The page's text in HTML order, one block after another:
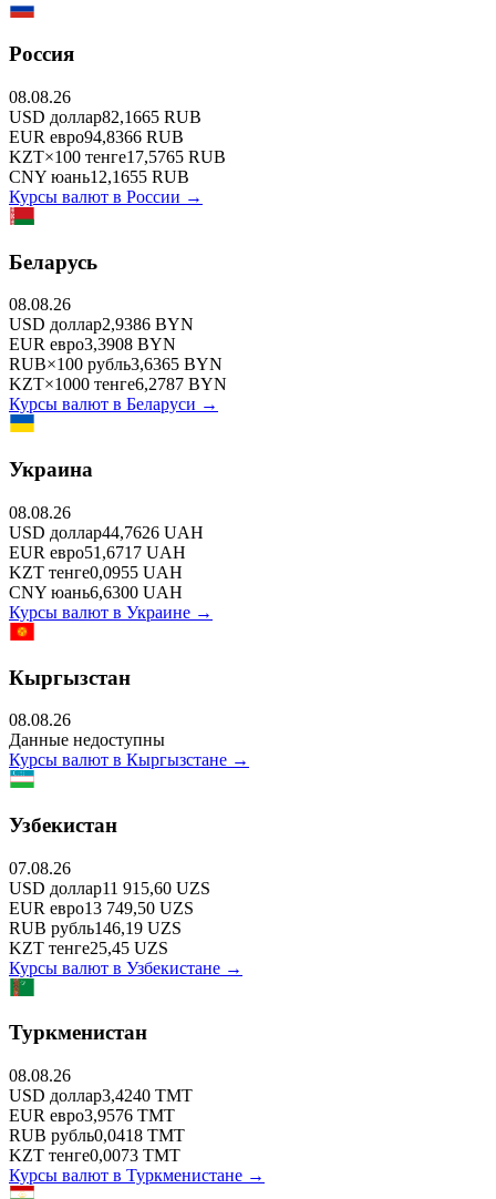
Россия
08.08.26
USD доллар82,1665 RUB
EUR евро94,8366 RUB
KZT×100 тенге17,5765 RUB
CNY юань12,1655 RUB
Курсы валют в России →
Беларусь
08.08.26
USD доллар2,9386 BYN
EUR евро3,3908 BYN
RUB×100 рубль3,6365 BYN
KZT×1000 тенге6,2787 BYN
Курсы валют в Беларуси →
Украина
08.08.26
USD доллар44,7626 UAH
EUR евро51,6717 UAH
KZT тенге0,0955 UAH
CNY юань6,6300 UAH
Курсы валют в Украине →
Кыргызстан
08.08.26
Данные недоступны
Курсы валют в Кыргызстане →
Узбекистан
07.08.26
USD доллар11 915,60 UZS
EUR евро13 749,50 UZS
RUB рубль146,19 UZS
KZT тенге25,45 UZS
Курсы валют в Узбекистане →
Туркменистан
08.08.26
USD доллар3,4240 TMT
EUR евро3,9576 TMT
RUB рубль0,0418 TMT
KZT тенге0,0073 TMT
Курсы валют в Туркменистане →